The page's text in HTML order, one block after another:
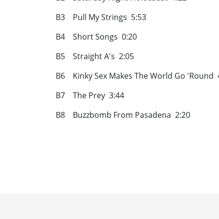
B3 Pull My Strings 5:53
B4 Short Songs 0:20
B5 Straight A's 2:05
B6 Kinky Sex Makes The World Go 'Round
B7 The Prey 3:44
B8 Buzzbomb From Pasadena 2:20